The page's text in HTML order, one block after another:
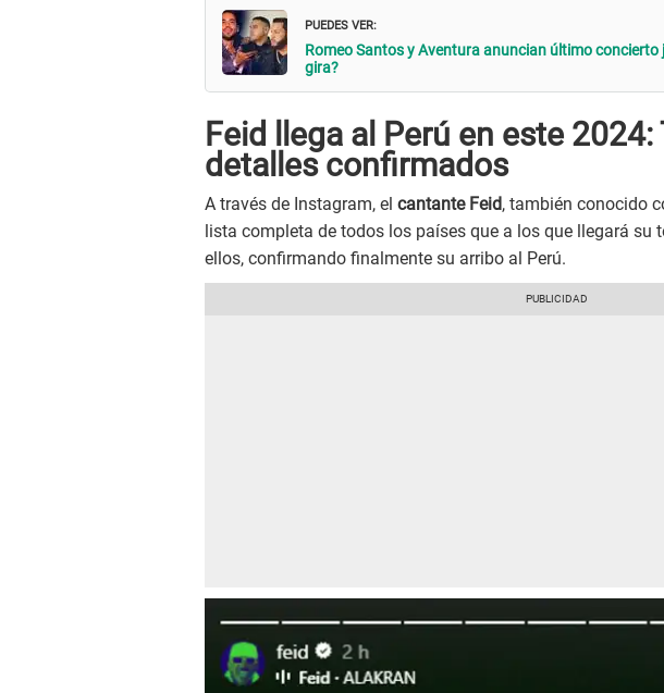
PUEDES VER:
Romeo Santos y Aventura anuncian último concierto
gira?
Feid llega al Perú en este
detalles confirmados
A través de Instagram, el cantante Feid, también conocido
lista completa de todos los países que a los que llegará su
ellos, confirmando finalmente su arribo al Perú.